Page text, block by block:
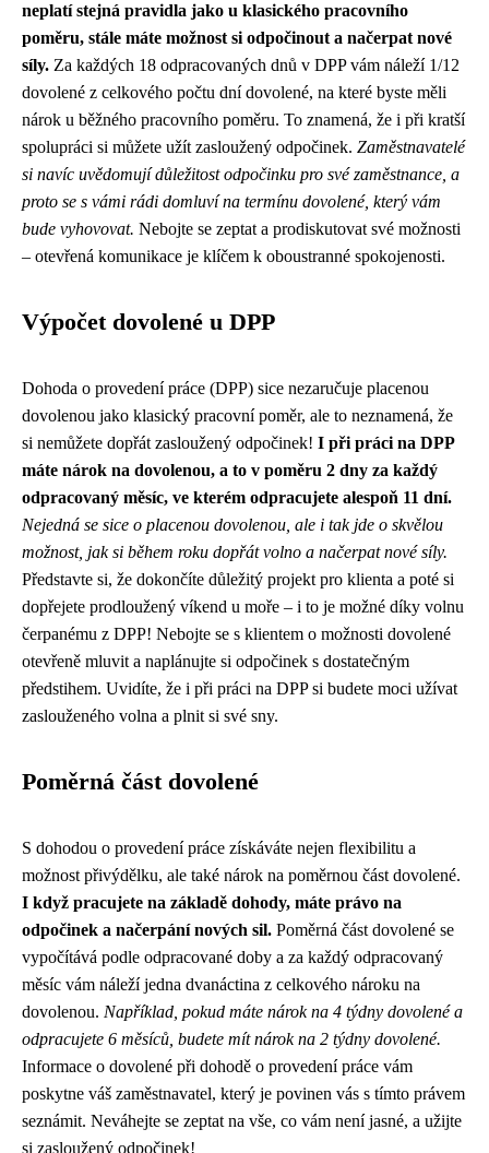
neplatí stejná pravidla jako u klasického pracovního
poměru, stále máte možnost si odpočinout a načerpat nové
síly. Za každých 18 odpracovaných dnů v DPP vám náleží 1/12
dovolené z celkového počtu dní dovolené, na které byste měli
nárok u běžného pracovního poměru. To znamená, že i při kratší
spolupráci si můžete užít zasloužený odpočinek. Zaměstnavatelé
si navíc uvědomují důležitost odpočinku pro své zaměstnance, a
proto se s vámi rádi domluví na termínu dovolené, který vám
bude vyhovovat. Nebojte se zeptat a prodiskutovat své možnosti
– otevřená komunikace je klíčem k oboustranné spokojenosti.
Výpočet dovolené u DPP
Dohoda o provedení práce (DPP) sice nezaručuje placenou
dovolenou jako klasický pracovní poměr, ale to neznamená, že
si nemůžete dopřát zasloužený odpočinek! I při práci na DPP
máte nárok na dovolenou, a to v poměru 2 dny za každý
odpracovaný měsíc, ve kterém odpracujete alespoň 11 dní.
Nejedná se sice o placenou dovolenou, ale i tak jde o skvělou
možnost, jak si během roku dopřát volno a načerpat nové síly.
Představte si, že dokončíte důležitý projekt pro klienta a poté si
dopřejete prodloužený víkend u moře – i to je možné díky volnu
čerpanému z DPP! Nebojte se s klientem o možnosti dovolené
otevřeně mluvit a naplánujte si odpočinek s dostatečným
předstihem. Uvidíte, že i při práci na DPP si budete moci užívat
zaslouženého volna a plnit si své sny.
Poměrná část dovolené
S dohodou o provedení práce získáváte nejen flexibilitu a
možnost přivýdělku, ale také nárok na poměrnou část dovolené.
I když pracujete na základě dohody, máte právo na
odpočinek a načerpání nových sil. Poměrná část dovolené se
vypočítává podle odpracované doby a za každý odpracovaný
měsíc vám náleží jedna dvanáctina z celkového nároku na
dovolenou. Například, pokud máte nárok na 4 týdny dovolené a
odpracujete 6 měsíců, budete mít nárok na 2 týdny dovolené.
Informace o dovolené při dohodě o provedení práce vám
poskytne váš zaměstnavatel, který je povinen vás s tímto právem
seznámit. Neváhejte se zeptat na vše, co vám není jasné, a užijte
si zasloužený odpočinek!